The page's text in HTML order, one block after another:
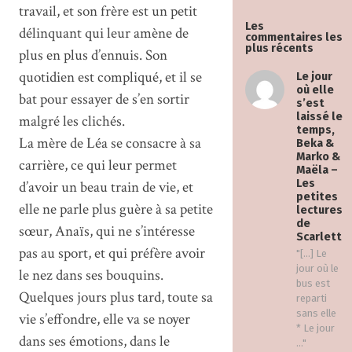
Les
commentaires les
plus récents
Le jour
où elle
s’est
laissé le
temps,
Beka &
Marko &
Maëla –
Les
petites
lectures
de
Scarlett
"[…] Le
jour où le
bus est
reparti
sans elle
* Le jour
..."
travail, et son frère est un petit
délinquant qui leur amène de
plus en plus d’ennuis. Son
quotidien est compliqué, et il se
bat pour essayer de s’en sortir
malgré les clichés.
La mère de Léa se consacre à sa
carrière, ce qui leur permet
d’avoir un beau train de vie, et
elle ne parle plus guère à sa petite
sœur, Anaïs, qui ne s’intéresse
pas au sport, et qui préfère avoir
le nez dans ses bouquins.
Quelques jours plus tard, toute sa
vie s’effondre, elle va se noyer
dans ses émotions, dans le